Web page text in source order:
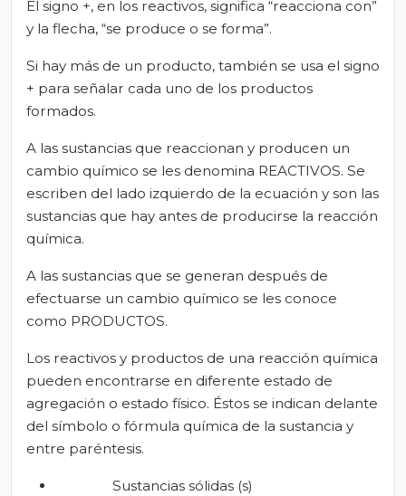
El signo +, en los reactivos, significa “reacciona con”
y la flecha, “se produce o se forma”.
Si hay más de un producto, también se usa el signo
+ para señalar cada uno de los productos
formados.
A las sustancias que reaccionan y producen un
cambio químico se les denomina REACTIVOS. Se
escriben del lado izquierdo de la ecuación y son las
sustancias que hay antes de producirse la reacción
química.
A las sustancias que se generan después de
efectuarse un cambio químico se les conoce
como PRODUCTOS.
Los reactivos y productos de una reacción química
pueden encontrarse en diferente estado de
agregación o estado físico. Éstos se indican delante
del símbolo o fórmula química de la sustancia y
entre paréntesis.
Sustancias sólidas (s)